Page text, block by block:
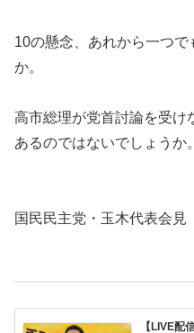
10の懸念、あれから一つで
か。
高市総理が党首討論を受け
あるのではないでしょうか。
国民民主党・玉木代表会見
【LIVE配